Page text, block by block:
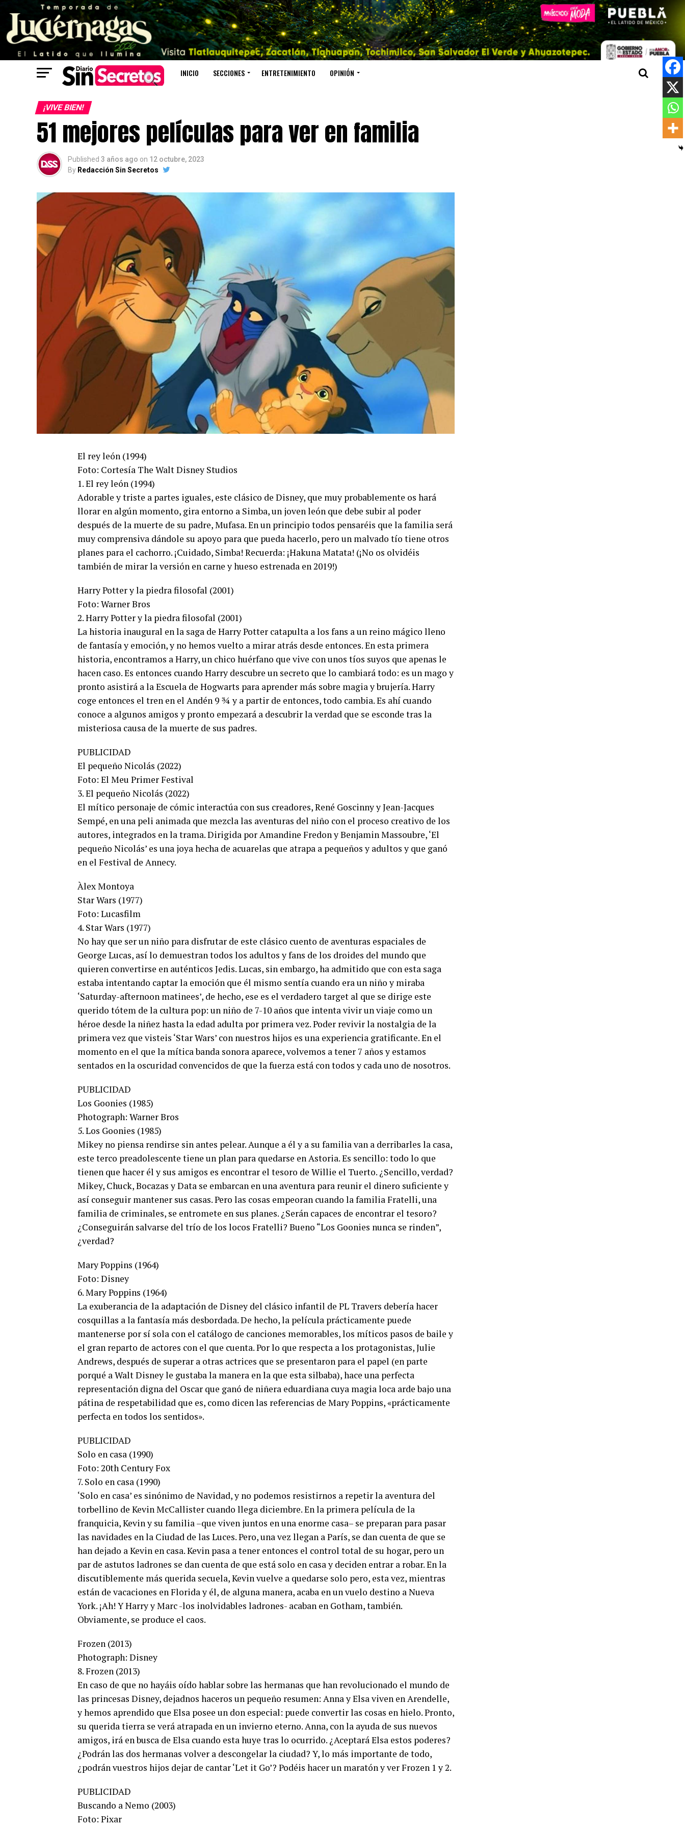
INICIO SECCIONES ENTRETENIMIENTO OPINIÓN
¡VIVE BIEN!
51 mejores películas para ver en familia
Published 3 años ago on 12 octubre, 2023
By Redacción Sin Secretos
El rey león (1994)
Foto: Cortesía The Walt Disney Studios
1. El rey león (1994)
Adorable y triste a partes iguales, este clásico de Disney, que muy probablemente os hará
llorar en algún momento, gira entorno a Simba, un joven león que debe subir al poder
después de la muerte de su padre, Mufasa. En un principio todos pensaréis que la familia será
muy comprensiva dándole su apoyo para que pueda hacerlo, pero un malvado tío tiene otros
planes para el cachorro. ¡Cuidado, Simba! Recuerda: ¡Hakuna Matata! (¡No os olvidéis
también de mirar la versión en carne y hueso estrenada en 2019!)
Harry Potter y la piedra filosofal (2001)
Foto: Warner Bros
2. Harry Potter y la piedra filosofal (2001)
La historia inaugural en la saga de Harry Potter catapulta a los fans a un reino mágico lleno
de fantasía y emoción, y no hemos vuelto a mirar atrás desde entonces. En esta primera
historia, encontramos a Harry, un chico huérfano que vive con unos tíos suyos que apenas le
hacen caso. Es entonces cuando Harry descubre un secreto que lo cambiará todo: es un mago y
pronto asistirá a la Escuela de Hogwarts para aprender más sobre magia y brujería. Harry
coge entonces el tren en el Andén 9 ¾ y a partir de entonces, todo cambia. Es ahí cuando
conoce a algunos amigos y pronto empezará a descubrir la verdad que se esconde tras la
misteriosa causa de la muerte de sus padres.
PUBLICIDAD
El pequeño Nicolás (2022)
Foto: El Meu Primer Festival
3. El pequeño Nicolás (2022)
El mítico personaje de cómic interactúa con sus creadores, René Goscinny y Jean-Jacques
Sempé, en una peli animada que mezcla las aventuras del niño con el proceso creativo de los
autores, integrados en la trama. Dirigida por Amandine Fredon y Benjamin Massoubre, ‘El
pequeño Nicolás’ es una joya hecha de acuarelas que atrapa a pequeños y adultos y que ganó
en el Festival de Annecy.
Àlex Montoya
Star Wars (1977)
Foto: Lucasfilm
4. Star Wars (1977)
No hay que ser un niño para disfrutar de este clásico cuento de aventuras espaciales de
George Lucas, así lo demuestran todos los adultos y fans de los droides del mundo que
quieren convertirse en auténticos Jedis. Lucas, sin embargo, ha admitido que con esta saga
estaba intentando captar la emoción que él mismo sentía cuando era un niño y miraba
‘Saturday-afternoon matinees’, de hecho, ese es el verdadero target al que se dirige este
querido tótem de la cultura pop: un niño de 7-10 años que intenta vivir un viaje como un
héroe desde la niñez hasta la edad adulta por primera vez. Poder revivir la nostalgia de la
primera vez que visteis ‘Star Wars’ con nuestros hijos es una experiencia gratificante. En el
momento en el que la mítica banda sonora aparece, volvemos a tener 7 años y estamos
sentados en la oscuridad convencidos de que la fuerza está con todos y cada uno de nosotros.
PUBLICIDAD
Los Goonies (1985)
Photograph: Warner Bros
5. Los Goonies (1985)
Mikey no piensa rendirse sin antes pelear. Aunque a él y a su familia van a derribarles la casa,
este terco preadolescente tiene un plan para quedarse en Astoria. Es sencillo: todo lo que
tienen que hacer él y sus amigos es encontrar el tesoro de Willie el Tuerto. ¿Sencillo, verdad?
Mikey, Chuck, Bocazas y Data se embarcan en una aventura para reunir el dinero suficiente y
así conseguir mantener sus casas. Pero las cosas empeoran cuando la familia Fratelli, una
familia de criminales, se entromete en sus planes. ¿Serán capaces de encontrar el tesoro?
¿Conseguirán salvarse del trío de los locos Fratelli? Bueno “Los Goonies nunca se rinden”,
¿verdad?
Mary Poppins (1964)
Foto: Disney
6. Mary Poppins (1964)
La exuberancia de la adaptación de Disney del clásico infantil de PL Travers debería hacer
cosquillas a la fantasía más desbordada. De hecho, la película prácticamente puede
mantenerse por sí sola con el catálogo de canciones memorables, los míticos pasos de baile y
el gran reparto de actores con el que cuenta. Por lo que respecta a los protagonistas, Julie
Andrews, después de superar a otras actrices que se presentaron para el papel (en parte
porqué a Walt Disney le gustaba la manera en la que esta silbaba), hace una perfecta
representación digna del Oscar que ganó de niñera eduardiana cuya magia loca arde bajo una
pátina de respetabilidad que es, como dicen las referencias de Mary Poppins, «prácticamente
perfecta en todos los sentidos».
PUBLICIDAD
Solo en casa (1990)
Foto: 20th Century Fox
7. Solo en casa (1990)
‘Solo en casa’ es sinónimo de Navidad, y no podemos resistirnos a repetir la aventura del
torbellino de Kevin McCallister cuando llega diciembre. En la primera película de la
franquicia, Kevin y su familia –que viven juntos en una enorme casa– se preparan para pasar
las navidades en la Ciudad de las Luces. Pero, una vez llegan a París, se dan cuenta de que se
han dejado a Kevin en casa. Kevin pasa a tener entonces el control total de su hogar, pero un
par de astutos ladrones se dan cuenta de que está solo en casa y deciden entrar a robar. En la
discutiblemente más querida secuela, Kevin vuelve a quedarse solo pero, esta vez, mientras
están de vacaciones en Florida y él, de alguna manera, acaba en un vuelo destino a Nueva
York. ¡Ah! Y Harry y Marc -los inolvidables ladrones- acaban en Gotham, también.
Obviamente, se produce el caos.
Frozen (2013)
Photograph: Disney
8. Frozen (2013)
En caso de que no hayáis oído hablar sobre las hermanas que han revolucionado el mundo de
las princesas Disney, dejadnos haceros un pequeño resumen: Anna y Elsa viven en Arendelle,
y hemos aprendido que Elsa posee un don especial: puede convertir las cosas en hielo. Pronto,
su querida tierra se verá atrapada en un invierno eterno. Anna, con la ayuda de sus nuevos
amigos, irá en busca de Elsa cuando esta huye tras lo ocurrido. ¿Aceptará Elsa estos poderes?
¿Podrán las dos hermanas volver a descongelar la ciudad? Y, lo más importante de todo,
¿podrán vuestros hijos dejar de cantar ‘Let it Go’? Podéis hacer un maratón y ver Frozen 1 y 2.
PUBLICIDAD
Buscando a Nemo (2003)
Foto: Pixar